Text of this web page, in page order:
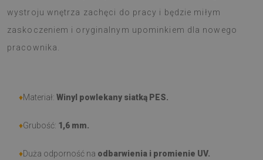
wystroju wnętrza zachęci do pracy i będzie miłym
zaskoczeniem i oryginalnym upominkiem dla nowego
pracownika.
♦Materiał: Winyl powlekany siatką PES.
♦Grubość: 1,6 mm.
♦Duża odporność na odbarwienia i promienie UV.